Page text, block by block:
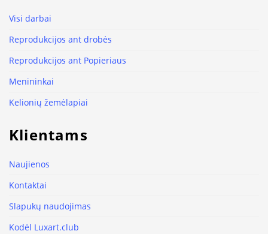
Visi darbai
Reprodukcijos ant drobės
Reprodukcijos ant Popieriaus
Menininkai
Kelionių žemėlapiai
Klientams
Naujienos
Kontaktai
Slapukų naudojimas
Kodėl Luxart.club